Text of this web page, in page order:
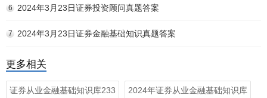
6 2024年3月23日证券投资顾问真题答案
7 2024年3月23日证券金融基础知识真题答案
更多相关
证券从业金融基础知识库233 2024年证券从业金融基础知识库